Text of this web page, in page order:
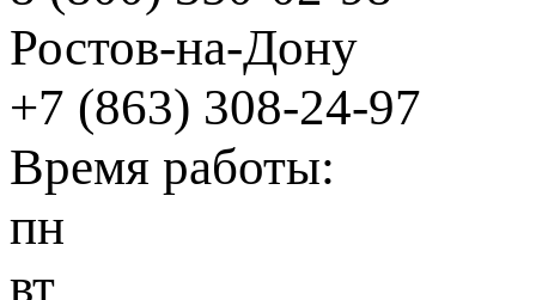
Ростов-на-Дону
+7 (863) 308-24-97
Время работы:
пн
вт